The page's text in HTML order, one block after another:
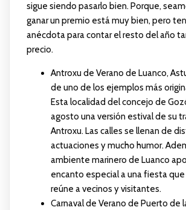
sigue siendo pasarlo bien. Porque,
ganar un premio está muy bien, pero
anécdota para contar el resto del año
precio.
Antroxu de Verano de Luanco,
de uno de los ejemplos más
Esta localidad del concejo de
agosto una versión estival de su
Antroxu. Las calles se llenan de
actuaciones y mucho humor.
ambiente marinero de Luanco
encanto especial a una fiesta que
reúne a vecinos y visitantes.
Carnaval de Verano de Puerto de